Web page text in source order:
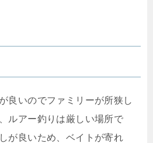
良いのでファミリーが所狭し
ルアー釣りは厳しい場所で
が良いため、ベイトが寄れ